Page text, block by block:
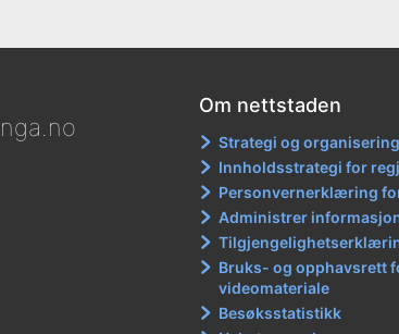
Om nettstaden
Strategi og
Innholdsstrategi for
Personvernerklæring
Administrer
Bruks- og opphavsrett
videomateriale
Besøksstatistikk